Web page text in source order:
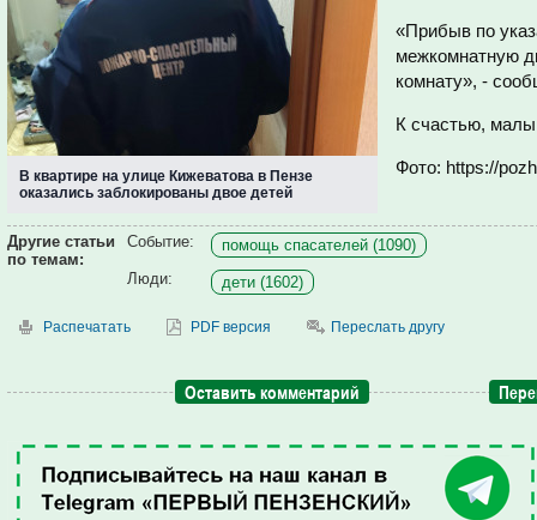
В квартире на улице Кижеватова в Пензе
оказались заблокированы двое детей
«Прибыв по
межкомнатную
комнату», -
К счастью,
Фото: https://
Другие статьи
по темам:
Событие:
помощь спасателей (1090)
Люди:
дети (1602)
Распечатать PDF версия Переслать другу
Оставить комментарий